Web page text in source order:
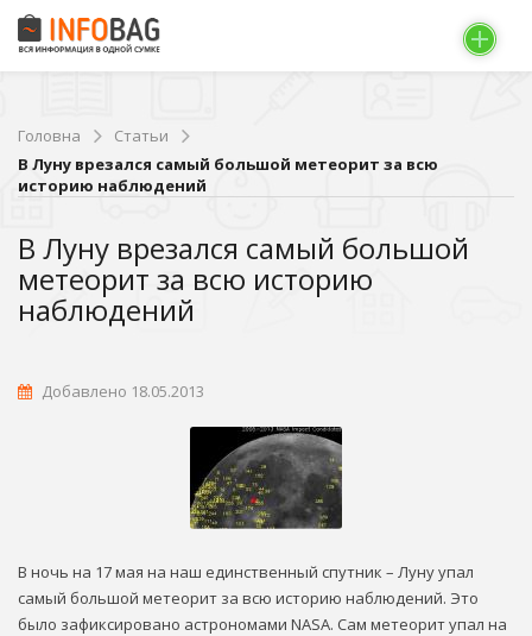
Головна
Статьи
В Луну врезался самый большой метеорит за всю
историю наблюдений
В Луну врезался самый большой
метеорит за всю историю
наблюдений
Добавлено 18.05.2013
В ночь на 17 мая на наш единственный спутник – Луну упал
самый большой метеорит за всю историю наблюдений. Это
было зафиксировано астрономами NASA. Сам метеорит упал на